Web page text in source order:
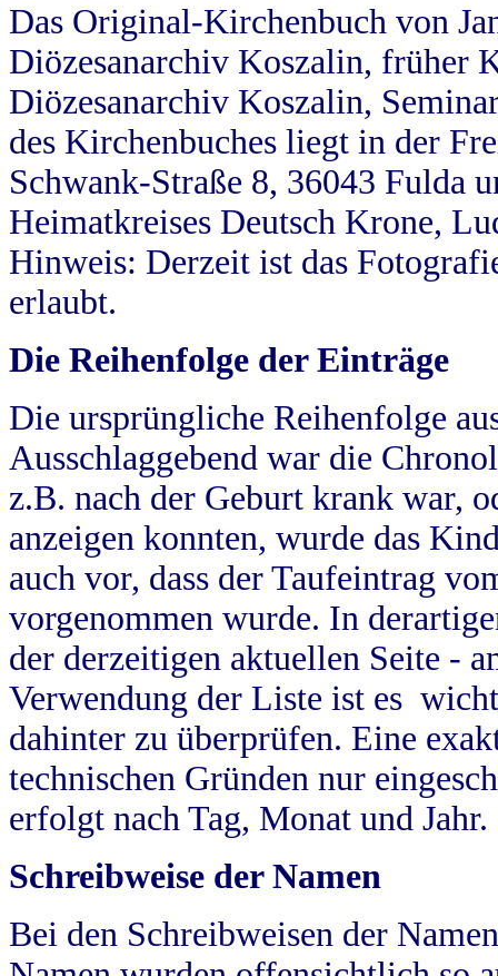
Das Original-Kirchenbuch von
Diözesanarchiv Koszalin, früher
Diözesanarchiv Koszalin,
des Kirchenbuches liegt in der
Schwank-Straße 8, 36043 Fulda
Heimatkreises Deutsch Krone,
Hinweis: Derzeit ist das
erlaubt.
Die Reihenfolge der Einträge
Die ursprüngliche Reihenfolge
Ausschlaggebend war die
z.B. nach der Geburt krank war,
anzeigen konnten, wurde das
auch vor, dass der Taufeintrag
vorgenommen wurde. In
der derzeitigen aktuellen Seite -
Verwendung der Liste ist es
dahinter zu überprüfen. Eine
technischen Gründen nur
erfolgt nach Tag, Monat und Jahr.
Schreibweise der Namen
Bei den Schreibweisen der